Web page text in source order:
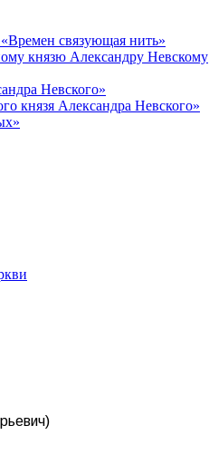
связующая нить»
князю Александру Невскому
Невского»
князя Александра Невского»